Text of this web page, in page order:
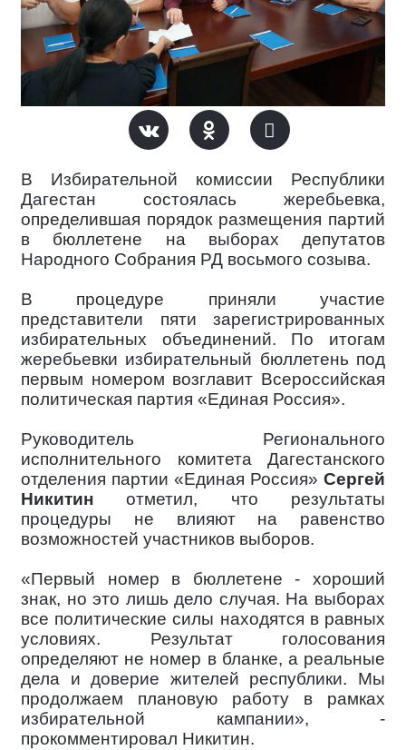
В Избирательной комиссии Республики
Дагестан состоялась жеребьевка,
определившая порядок размещения партий
в бюллетене на выборах депутатов
Народного Собрания РД восьмого созыва.
В процедуре приняли участие
представители пяти зарегистрированных
избирательных объединений. По итогам
жеребьевки избирательный бюллетень под
первым номером возглавит Всероссийская
политическая партия «Единая Россия».
Руководитель Регионального
исполнительного комитета Дагестанского
отделения партии «Единая Россия» Сергей
Никитин отметил, что результаты
процедуры не влияют на равенство
возможностей участников выборов.
«Первый номер в бюллетене - хороший
знак, но это лишь дело случая. На выборах
все политические силы находятся в равных
условиях. Результат голосования
определяют не номер в бланке, а реальные
дела и доверие жителей республики. Мы
продолжаем плановую работу в рамках
избирательной кампании», -
прокомментировал Никитин.